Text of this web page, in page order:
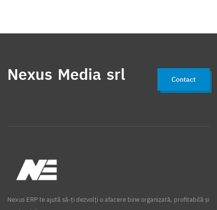
Nexus Media srl Contact
Nexus ERP te ajută să-ți dezvolți o afacere bine organizată, profitabilă și